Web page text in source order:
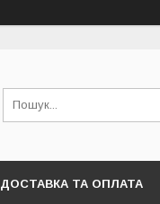
ДОСТАВКА ТА ОПЛАТА